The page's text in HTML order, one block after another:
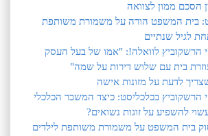
הסכם ממון לצוואה
בית המשפט הורה על משמורת משותפת
לגיל שנתיים
הרשקוביץ לוואלה!: "אמו של בעל העסק
בית עם שלוש דירות על שמה"
לדעת על מזונות אישה
הרשקוביץ בכלכליסט: כיצד המשבר הכלכלי
להשפיע על זוגות נשואים?
בית המשפט על משמורת משותפת לילדים